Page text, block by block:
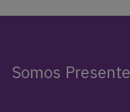
Somos